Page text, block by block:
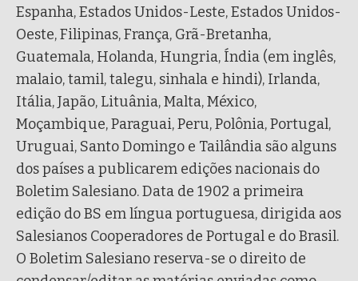
Espanha, Estados Unidos-Leste, Estados Unidos-
Oeste, Filipinas, França, Grã-Bretanha,
Guatemala, Holanda, Hungria, Índia (em inglês,
malaio, tamil, talegu, sinhala e hindi), Irlanda,
Itália, Japão, Lituânia, Malta, México,
Moçambique, Paraguai, Peru, Polônia, Portugal,
Uruguai, Santo Domingo e Tailândia são alguns
dos países a publicarem edições nacionais do
Boletim Salesiano. Data de 1902 a primeira
edição do BS em língua portuguesa, dirigida aos
Salesianos Cooperadores de Portugal e do Brasil.
O Boletim Salesiano reserva-se o direito de